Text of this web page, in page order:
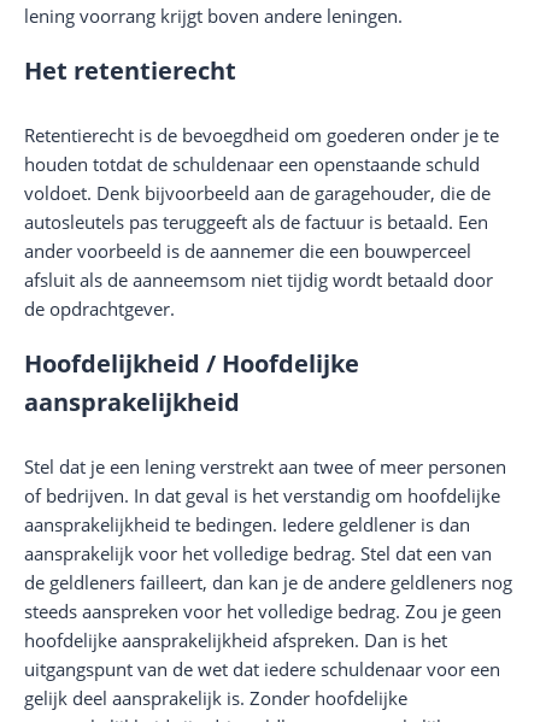
lening voorrang krijgt boven andere leningen.
Het retentierecht
Retentierecht is de bevoegdheid om goederen onder je te
houden totdat de schuldenaar een openstaande schuld
voldoet. Denk bijvoorbeeld aan de garagehouder, die de
autosleutels pas teruggeeft als de factuur is betaald. Een
ander voorbeeld is de aannemer die een bouwperceel
afsluit als de aanneemsom niet tijdig wordt betaald door
de opdrachtgever.
Hoofdelijkheid / Hoofdelijke
aansprakelijkheid
Stel dat je een lening verstrekt aan twee of meer personen
of bedrijven. In dat geval is het verstandig om hoofdelijke
aansprakelijkheid te bedingen. Iedere geldlener is dan
aansprakelijk voor het volledige bedrag. Stel dat een van
de geldleners failleert, dan kan je de andere geldleners nog
steeds aanspreken voor het volledige bedrag. Zou je geen
hoofdelijke aansprakelijkheid afspreken. Dan is het
uitgangspunt van de wet dat iedere schuldenaar voor een
gelijk deel aansprakelijk is. Zonder hoofdelijke